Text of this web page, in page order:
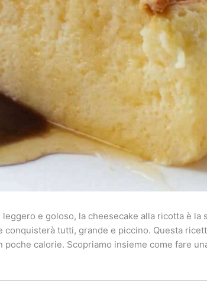
e goloso, la cheesecake alla ricotta è la
tutti, grande e piccino. Questa
calorie. Scopriamo insieme come fare